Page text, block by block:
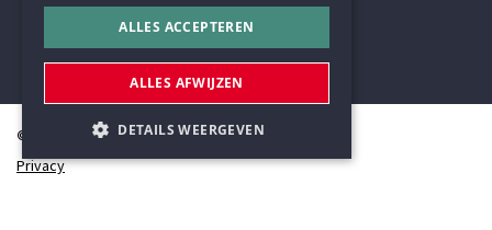
© Humanistisch Verbond 2026
Privacy
ALLES ACCEPTEREN
ALLES AFWIJZEN
DETAILS WEERGEVEN